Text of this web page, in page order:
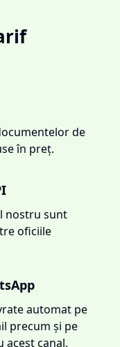
de
în preț.
nostru sunt
oficiile
automat pe
precum și pe
acest canal.